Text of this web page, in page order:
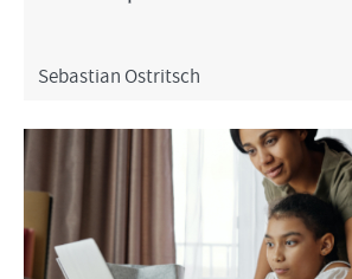
Se­bas­ti­an Ost­rit­sch